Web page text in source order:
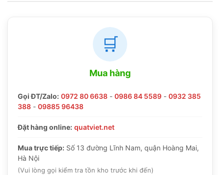
🛒
Mua hàng
Gọi ĐT/Zalo: 0972 80 6638 - 0986 84 5589 - 0932 385
388 - 09885 96438
Đặt hàng online: quatviet.net
Mua trực tiếp: Số 13 đường Lĩnh Nam, quận Hoàng Mai,
Hà Nội
(Vui lòng gọi kiểm tra tồn kho trước khi đến)